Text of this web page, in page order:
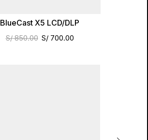
BlueCast X5 LCD/DLP
S/850.00 S/700.00